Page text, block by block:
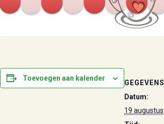
Toevoegen aan kalender
GEGEVENS
Datum:
19 augustus